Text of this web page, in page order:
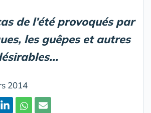
de l’été provoqués par
les guêpes et autres
2014